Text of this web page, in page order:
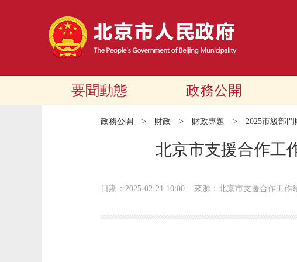
要聞動態 政務公開
政務公開 > 財政 > 財政專題 > 2025市級部
北京市支援合作工
日期：2025-02-21 10:00 來源：北京市支援合作工作